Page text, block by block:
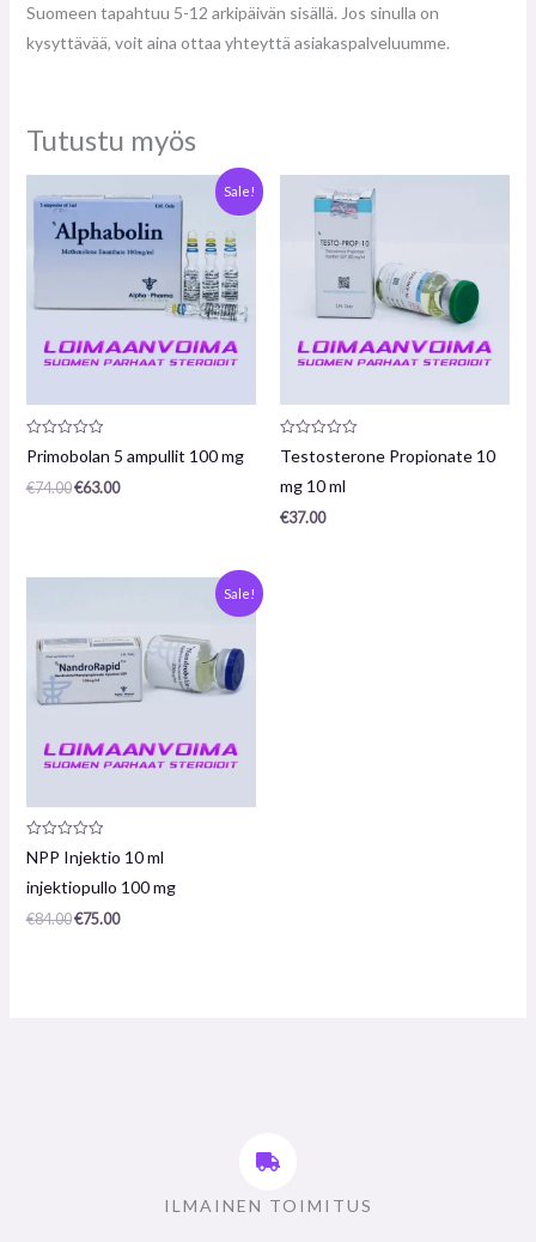
Suomeen tapahtuu 5-12 arkipäivän sisällä. Jos sinulla on
kysyttävää, voit aina ottaa yhteyttä asiakaspalveluumme.
Tutustu myös
Sale!
Arvostelu
tuotteesta:
/
Primobolan 5 ampullit 100 mg
€74.00
hinta
oli:
€74.00.
€63.00
hinta
on:
€63.00.
Arvostelu
tuotteesta:
/
Testosterone Propionate 10
mg 10 ml
€37.00
Sale!
Arvostelu
tuotteesta:
0
/
NPP Injektio 10 ml
injektiopullo 100 mg
€84.00
€84.00.
€75.00
€75.00.
ILMAINEN TOIMITUS